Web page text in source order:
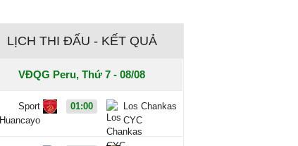
LỊCH THI ĐẤU - KẾT QUẢ
VĐQG Peru, Thứ 7 - 08/08
Sport
Huancayo
01:00
Los Chankas
CYC